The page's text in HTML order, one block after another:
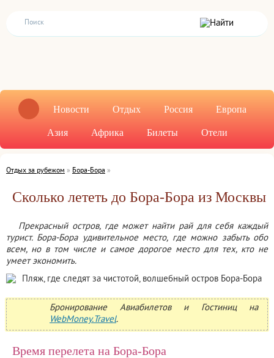
Новости Отдых Россия Европа
Азия Африка Билеты Отели
Отдых за рубежом » Бора-Бора »
Сколько лететь до Бора-Бора из Москвы
Прекрасный остров, где может найти рай для себя каждый
турист. Бора-Бора удивительное место, где можно забыть обо
всем, но в том числе и самое дорогое место для тех, кто не
умеет экономить.
Бронирование Авиабилетов и Гостиниц на
WebMoney.Travel.
Время перелета на Бора-Бора